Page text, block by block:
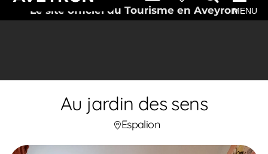
Le site officiel du Tourisme en AveyronMENU
Au jardin des sens
Espalion